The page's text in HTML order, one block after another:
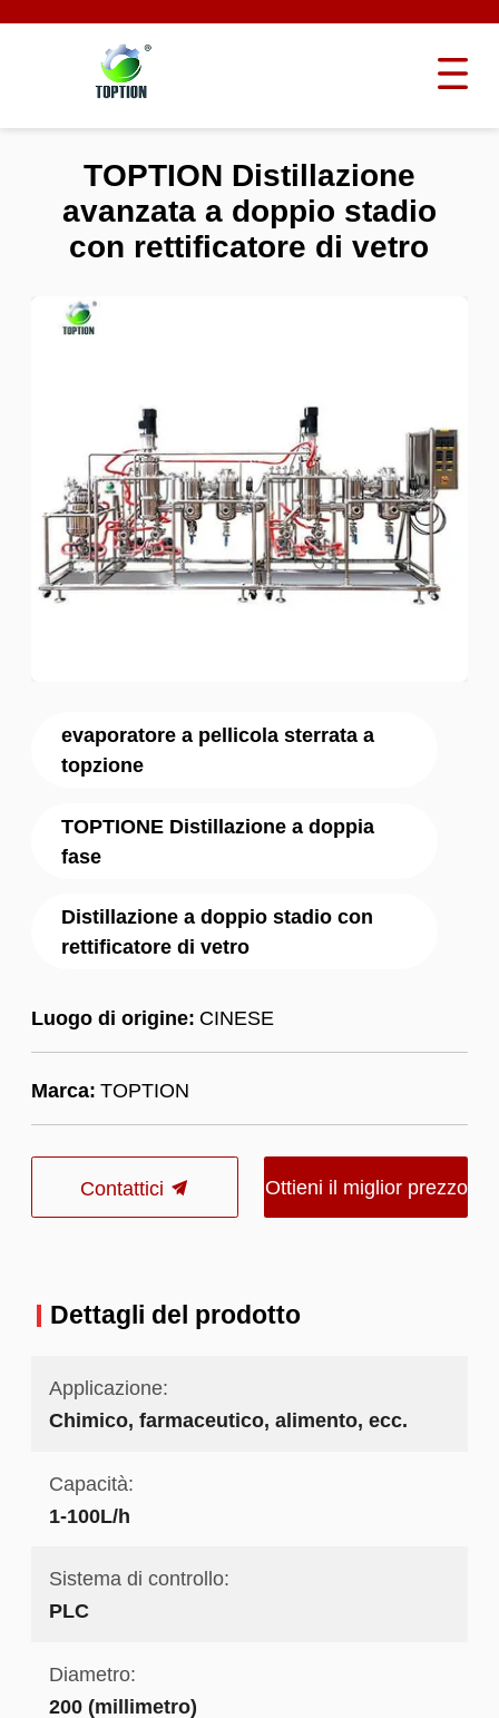
evaporatore a pellicola sterrata a
topzione
TOPTIONE Distillazione a doppia
fase
Distillazione a doppio stadio con
rettificatore di vetro
Luogo di origine: CINESE
Marca: TOPTION
Contattici Ottieni il miglior prezzo
TOPTION Distillazione
avanzata a doppio stadio
con rettificatore di vetro
Dettagli del prodotto
Applicazione:
Chimico, farmaceutico, alimento, ecc.
Capacità:
1-100L/h
Sistema di controllo:
PLC
Diametro:
200 (millimetro)